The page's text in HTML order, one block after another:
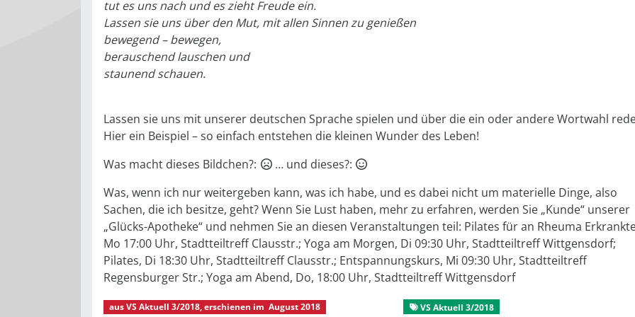
tut es uns nach und es zieht Freude ein.
Lassen sie uns über den Mut, mit allen Sinnen zu genießen
bewegend – bewegen,
berauschend lauschen und
staunend schauen.
Lassen sie uns mit unserer deutschen Sprache spielen und über die ein oder andere Wortwahl
Hier ein Beispiel – so einfach entstehen die kleinen Wunder des Leben!
Was macht dieses Bildchen?:
… und dieses?:
Was, wenn ich nur weitergeben kann, was ich habe, und es dabei nicht um materielle Dinge, also
Sachen, die ich besitze, geht? Wenn Sie Lust haben, mehr zu erfahren, werden Sie „Kunde“ unserer
„Glücks-Apotheke“ und nehmen Sie an diesen Veranstaltungen teil: Pilates für an Rheuma
Mo 17:00 Uhr, Stadtteiltreff Clausstr.; Yoga am Morgen, Di 09:30 Uhr, Stadtteiltreff Wittgensdorf;
Pilates, Di 18:30 Uhr, Stadtteiltreff Clausstr.; Entspannungskurs, Mi 09:30 Uhr, Stadtteiltreff
Regensburger Str.; Yoga am Abend, Do, 18:00 Uhr, Stadtteiltreff Wittgensdorf
ausVS Aktuell 3/2018, erschienen im August 2018 VS Aktuell 3/2018